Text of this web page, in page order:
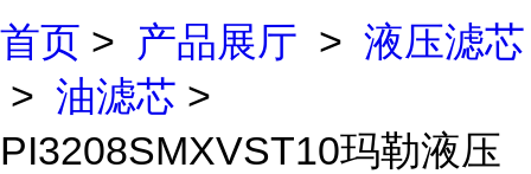
首页 > 产品展厅 > 液压滤芯
> 油滤芯 >
PI3208SMXVST10玛勒液压